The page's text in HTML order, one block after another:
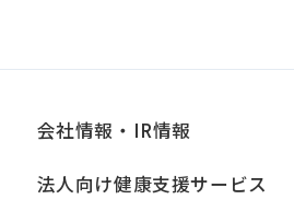
会社情報・IR情報
法人向け健康支援サービス